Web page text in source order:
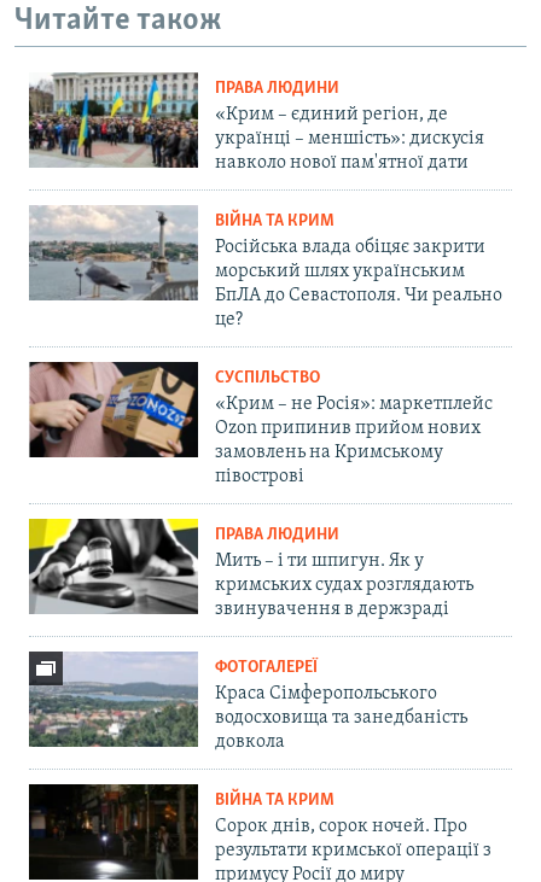
Читайте також
ПРАВА ЛЮДИНИ
«Крим – єдиний регіон, де
українці – меншість»: дискусія
навколо нової пам'ятної дати
ВІЙНА ТА КРИМ
Російська влада обіцяє закрити
морський шлях українським
БпЛА до Севастополя. Чи реально
це?
СУСПІЛЬСТВО
«Крим – не Росія»: маркетплейс
Ozon припинив прийом нових
замовлень на Кримському
півострові
ПРАВА ЛЮДИНИ
Мить – і ти шпигун. Як у
кримських судах розглядають
звинувачення в держзраді
ФОТОГАЛЕРЕЇ
Краса Сімферопольського
водосховища та занедбаність
довкола
ВІЙНА ТА КРИМ
Сорок днів, сорок ночей. Про
результати кримської операції з
примусу Росії до миру